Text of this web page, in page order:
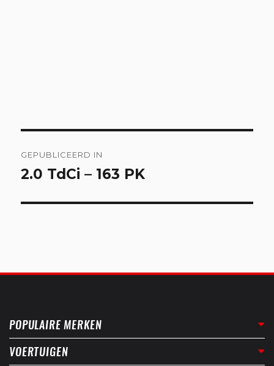
navigatie
GEPUBLICEERD IN
2.0 TdCi – 163 PK
POPULAIRE MERKEN
VOERTUIGEN